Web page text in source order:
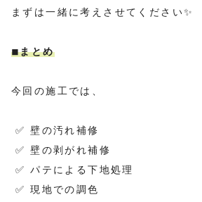
まずは一緒に考えさせてください✨
◾︎まとめ
今回の施工では、
✅ 壁の汚れ補修
✅ 壁の剥がれ補修
✅ パテによる下地処理
✅ 現地での調色